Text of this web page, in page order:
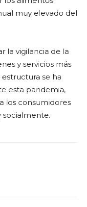
muy elevado del
la vigilancia de la
y servicios más
se ha
esta pandemia,
los consumidores
socialmente.